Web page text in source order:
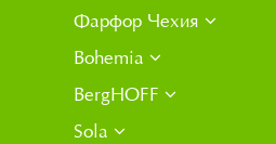
Фарфор Чехия
Bohemia
BergHOFF
Sola